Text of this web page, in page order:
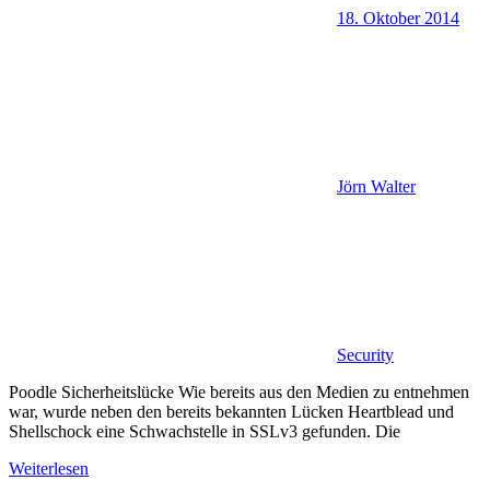
18. Oktober 2014
Jörn Walter
Security
Poodle Sicherheitslücke Wie bereits aus den Medien zu entnehmen
war, wurde neben den bereits bekannten Lücken Heartblead und
Shellschock eine Schwachstelle in SSLv3 gefunden. Die
Weiterlesen